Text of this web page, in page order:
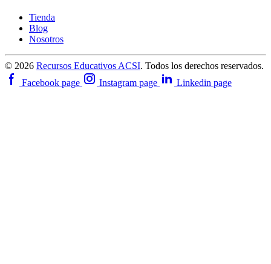
Tienda
Blog
Nosotros
© 2026 Recursos Educativos ACSI. Todos los derechos reservados.
Facebook page
Instagram page Linkedin page